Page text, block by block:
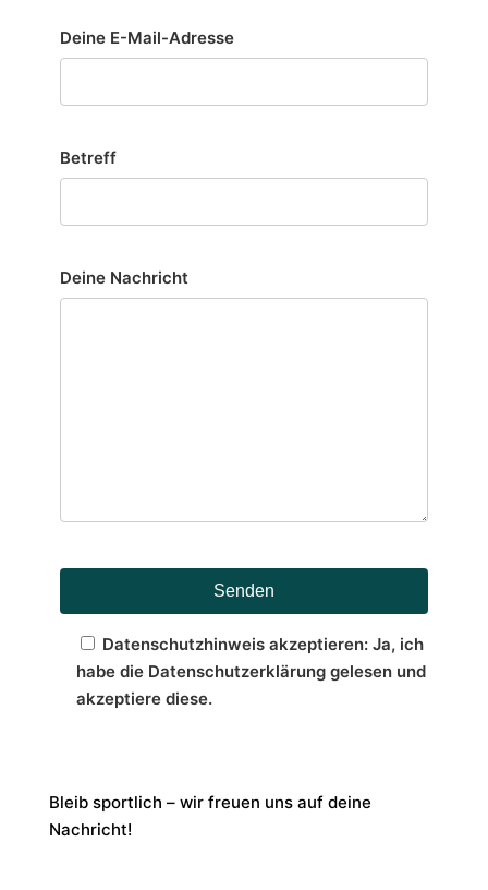
Deine E-Mail-Adresse
Betreff
Deine Nachricht
Datenschutzhinweis akzeptieren: Ja, ich
habe die Datenschutzerklärung gelesen und
akzeptiere diese.
Bleib sportlich – wir freuen uns auf deine
Nachricht!